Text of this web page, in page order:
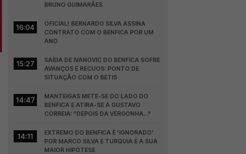
BRUNO GUIMARÃES
16:04
OFICIAL! BERNARDO SILVA ASSINA
CONTRATO COM O BENFICA POR UM
ANO
15:27
SAÍDA DE IVANOVIC DO BENFICA SOFRE
AVANÇOS E RECUOS: PONTO DE
SITUAÇÃO COM O BETIS
14:47
MANTEIGAS METE-SE DO LADO DO
BENFICA E ATIRA-SE A GUSTAVO
CORREIA: "DEPOIS DA VERGONHA…"
14:11
EXTREMO DO BENFICA É 'IGNORADO'
POR MARCO SILVA E TURQUIA É A SUA
MAIOR HIPÓTESE